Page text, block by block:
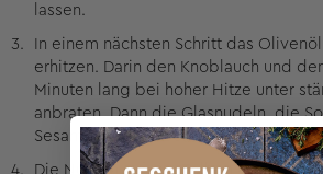
lassen.
In einem nächsten Schritt das
erhitzen. Darin den Knoblauch und
Minuten lang bei hoher Hitze unter
anbraten. Dann die Glasnudeln, die
Sesamöl hinzugeben und gut
Die Nudeln auf vier Tellern verteilen.